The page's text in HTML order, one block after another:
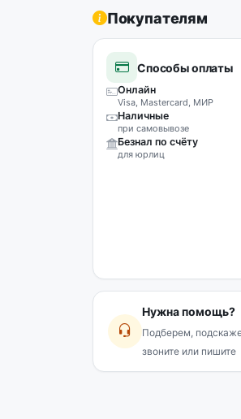
Покупателям
Способы оплаты
Онлайн
Visa, Mastercard, МИР
Наличные
при самовывозе
Безнал по счёту
для юрлиц
Нужна помощь?
Подберем,
звоните или пишите